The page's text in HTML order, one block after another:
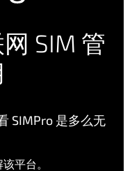
SIM 管
SIMPro 是多么无
平台。